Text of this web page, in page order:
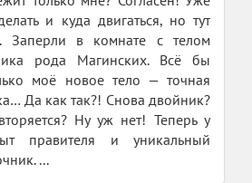
и куда двигаться, но тут
Заперли в комнате с телом
рода Магинских. Всё бы
моё новое тело — точная
Да как так?! Снова двойник?
Ну уж нет! Теперь у
правителя и уникальный
...